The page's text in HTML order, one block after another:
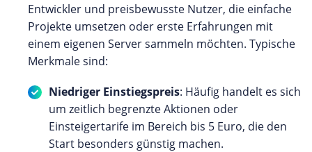
Entwickler und preisbewusste Nutzer, die einfache
Projekte umsetzen oder erste Erfahrungen mit
einem eigenen Server sammeln möchten. Typische
Merkmale sind:
Niedriger Einstiegspreis: Häufig handelt es sich
um zeitlich begrenzte Aktionen oder
Einsteigertarife im Bereich bis 5 Euro, die den
Start besonders günstig machen.